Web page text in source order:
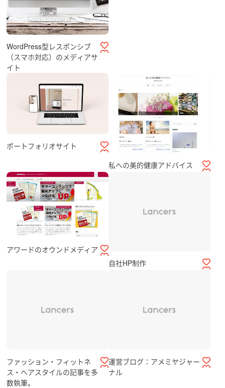
WordPress型レスポンシブ
（スマホ対応）のメディアサ
イト
ポートフォリオサイト
私への美的健康アドバイス
アワードのオウンドメディア
自社HP制作
ファッション・フィットネ
ス・ヘアスタイルの記事を多
数執筆。
運営ブログ：アメミヤジャー
ナル